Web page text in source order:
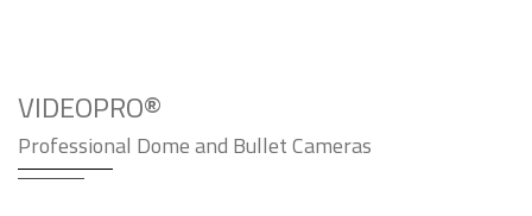
VIDEOPRO®
Professional Dome and Bullet Cameras